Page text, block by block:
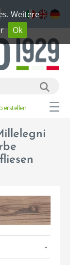
Weitere
Ok
erstellen